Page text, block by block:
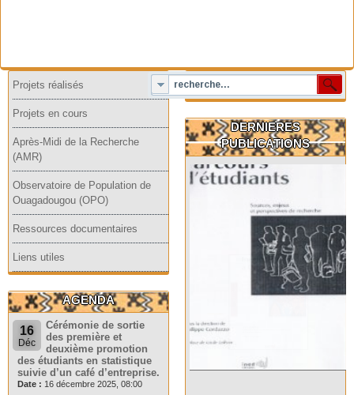
Projets réalisés
Projets en cours
Après-Midi de la Recherche
(AMR)
Observatoire de Population de
Ouagadougou (OPO)
Ressources documentaires
Liens utiles
AGENDA
16
Déc
Cérémonie de sortie
des première et
deuxième promotion
des étudiants en statistique
suivie d’un café d’entreprise.
Date : 16 décembre 2025, 08:00
DERNIERES
PUBLICATIONS